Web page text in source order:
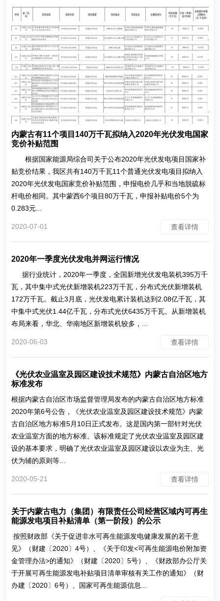
内蒙古有11个项目140万千瓦拟纳入2020年光伏发电国家
竞价补贴范围
根据国家能源局综合司关于公布2020年光伏发电项目国家补
贴竞价结果，我区共有140万千瓦11个普通光伏发电项目拟纳入
2020年光伏发电国家竞价补贴范围，申报电价几乎和当地脱硫标
杆电价相同。其中蒙西6个项目80万千瓦，申报补贴电价5个为
0.283元...
2020-07-01 查看详情
2020年一季度光伏发电并网运行情况
据行业统计，2020年一季度，全国新增光伏发电装机395万千
瓦，其中集中式光伏新增装机223万千瓦，分布式光伏新增装机
172万千瓦。截止3月底，光伏发电累计装机达到2.08亿千瓦，其
中集中式光伏1.44亿千瓦，分布式光伏6435万千瓦。从新增装机
布局来看，华北、华南地区新增装机较多，...
2020-06-03 查看详情
《光伏农业温室及园区建设技术规范》内蒙古自治区地方
标准发布
根据内蒙古自治区市场监督管理局发布的内蒙古自治区地方标准
2020年第6号公告，《光伏农业温室及园区建设技术规范》内蒙
古自治区地方标准5月10日正式发布。这是国内第一部针对光伏
农业温室方面的地方标准。该标准规定了光伏农业温室及园区建
设的基本要求，明确了光伏农业温室及园区建设以农业为主、光
伏为辅的原则等...
2020-05-21 查看详情
关于内蒙古电力（集团）有限责任公司经营区域内可再生
能源发电项目补贴清单（第一阶段）的公示
按照财政部《关于促进非水可再生能源发电健康发展的若干意
见》（财建〔2020〕4号）、《关于印发<可再生能源电价附加资
金管理办法>的通知》（财建〔2020〕5号）、《财政部办公厅关
于开展可再生能源发电补贴项目清单审核有关工作的通知》（财
办建〔2020〕6号）、国家可再生能源信息...